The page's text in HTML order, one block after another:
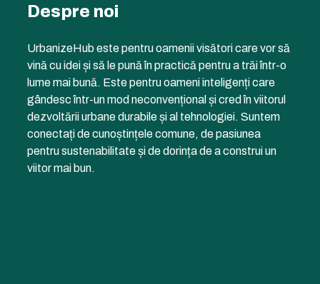
Despre noi
UrbanizeHub este pentru oamenii visători care vor să
vină cu idei și să le pună în practică pentru a trăi într-o
lume mai bună. Este pentru oameni inteligenți care
gândesc într-un mod neconvențional și cred în viitorul
dezvoltării urbane durabile și al tehnologiei. Suntem
conectați de cunoștințele comune, de pasiunea
pentru sustenabilitate și de dorința de a construi un
viitor mai bun.